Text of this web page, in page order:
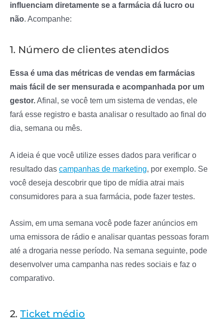
influenciam diretamente se a farmácia dá lucro ou
não. Acompanhe:
1. Número de clientes atendidos
Essa é uma das métricas de vendas em farmácias
mais fácil de ser mensurada e acompanhada por um
gestor.Afinal, se você tem um sistema de vendas, ele
fará esse registro e basta analisar o resultado ao final do
dia, semana ou mês.
A ideia é que você utilize esses dados para verificar o
resultado das campanhas de marketing , por exemplo. Se
você deseja descobrir que tipo de mídia atrai mais
consumidores para a sua farmácia, pode fazer testes.
Assim, em uma semana você pode fazer anúncios em
uma emissora de rádio e analisar quantas pessoas foram
até a drogaria nesse período. Na semana seguinte, pode
desenvolver uma campanha nas redes sociais e faz o
comparativo.
2. Ticket médio